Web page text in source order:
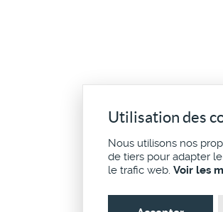
Utilisation des
Nous utilisons nos
de tiers pour adapter
le trafic web. Voir les